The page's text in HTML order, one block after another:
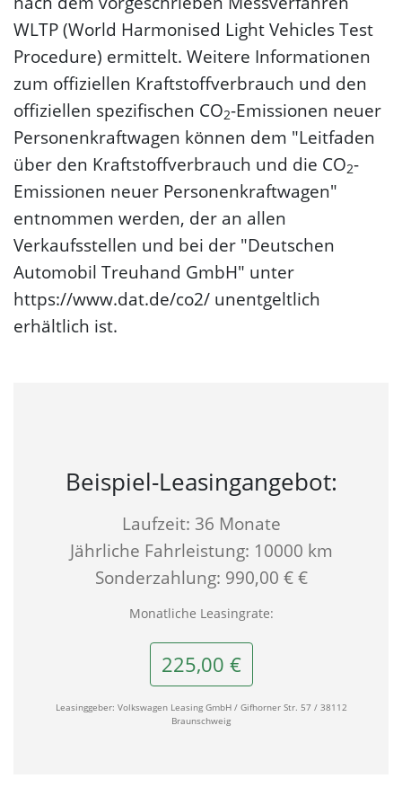
WLTP (World Harmonised Light Vehicles Test
Procedure) ermittelt. Weitere Informationen
zum offiziellen Kraftstoffverbrauch und den
offiziellen spezifischen CO2-Emissionen neuer
Personenkraftwagen können dem "Leitfaden
über den Kraftstoffverbrauch und die CO2-
Emissionen neuer Personenkraftwagen"
entnommen werden, der an allen
Verkaufsstellen und bei der "Deutschen
Automobil Treuhand GmbH" unter
https://www.dat.de/co2/ unentgeltlich
erhältlich ist.
Beispiel-Leasingangebot:
Laufzeit: 36 Monate
Jährliche Fahrleistung: 10000 km
Sonderzahlung: 990,00 € €
Monatliche Leasingrate:
225,00 €
Leasinggeber: Volkswagen Leasing GmbH / Gifhorner Str. 57 / 38112
Braunschweig